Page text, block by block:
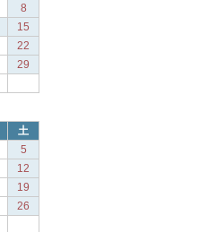
8
15
22
29
土
5
12
19
26